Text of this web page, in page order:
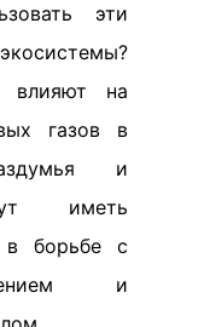
эти
влияют на
газов в
и
иметь
в борьбе с
и